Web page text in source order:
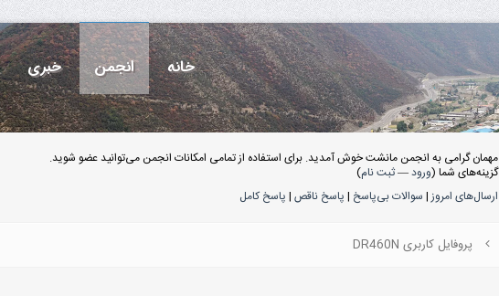
خانه انجمن خبری
مهمان گرامی به انجمن مانشت خوش آمدید. برای استفاده از تمامی امکانات انجمن می‌توانید عضو شوید.
گزینه‌های شما (ورود—ثبت نام)
ارسال‌های امروز| سوالات بی‌پاسخ | پاسخ ناقص | پاسخ کامل
پروفایل کاربری DR460N